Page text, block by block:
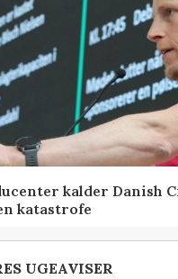
kalder Danish
katastrofe
UGEAVISER